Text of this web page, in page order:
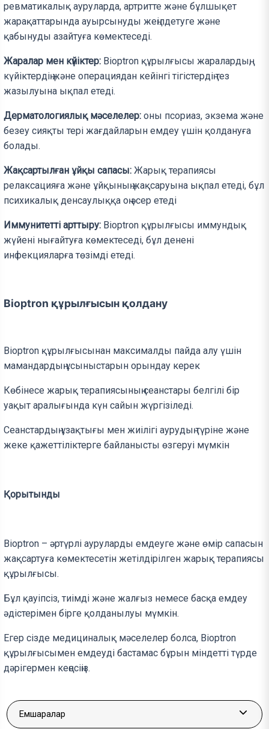
ревматикалық ауруларда, артритте және бұлшықет
жарақаттарында ауырсынуды жеңілдетуге және
қабынуды азайтуға көмектеседі.
Жаралар мен күйіктер: Bioptron құрылғысы жаралардың,
күйіктердің және операциядан кейінгі тігістердің тез
жазылуына ықпал етеді.
Дерматологиялық мәселелер: оны псориаз, экзема және
безеу сияқты тері жағдайларын емдеу үшін қолдануға
болады.
Жақсартылған ұйқы сапасы: Жарық терапиясы
релаксацияға және ұйқының жақсаруына ықпал етеді, бұл
психикалық денсаулыққа оң әсер етеді
Иммунитетті арттыру: Bioptron құрылғысы иммундық
жүйені нығайтуға көмектеседі, бұл денені
инфекцияларға төзімді етеді.
Bioptron құрылғысын қолдану
Bioptron құрылғысынан максималды пайда алу үшін
мамандардың ұсыныстарын орындау керек
Көбінесе жарық терапиясының сеанстары белгілі бір
уақыт аралығында күн сайын жүргізіледі.
Сеанстардың ұзақтығы мен жиілігі аурудың түріне және
жеке қажеттіліктерге байланысты өзгеруі мүмкін
Қорытынды
Bioptron – әртүрлі ауруларды емдеуге және өмір сапасын
жақсартуға көмектесетін жетілдірілген жарық терапиясы
құрылғысы.
Бұл қауіпсіз, тиімді және жалғыз немесе басқа емдеу
әдістерімен бірге қолданылуы мүмкін.
Егер сізде медициналық мәселелер болса, Bioptron
құрылғысымен емдеуді бастамас бұрын міндетті түрде
дәрігермен кеңесіңіз.
Емшаралар More